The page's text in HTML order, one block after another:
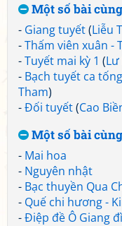
Một số bài
- Giang tuyết(Liễu
-Thấm viên xuân -
-Tuyết mai kỳ 1 (Lư
- Bạch tuyết ca
Tham)
-Đối tuyết(Cao
Một số bài
- Mai hoa
- Nguyên nhật
- Bạc thuyền Qua
- Quế chi hương -
-Điệp đề Ô Giang